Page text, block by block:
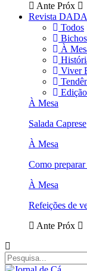
Ante Próx
Revista DADA
Todos
Bichos
À
Viver
À Mesa
Salada Caprese
À Mesa
Como
À Mesa
Refeições de
Ante Próx